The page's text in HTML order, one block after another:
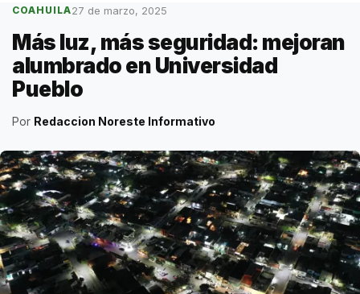
COAHUILA27 de marzo, 2025
Más luz, más seguridad: mejoran
alumbrado en Universidad
Pueblo
Por Redaccion Noreste Informativo